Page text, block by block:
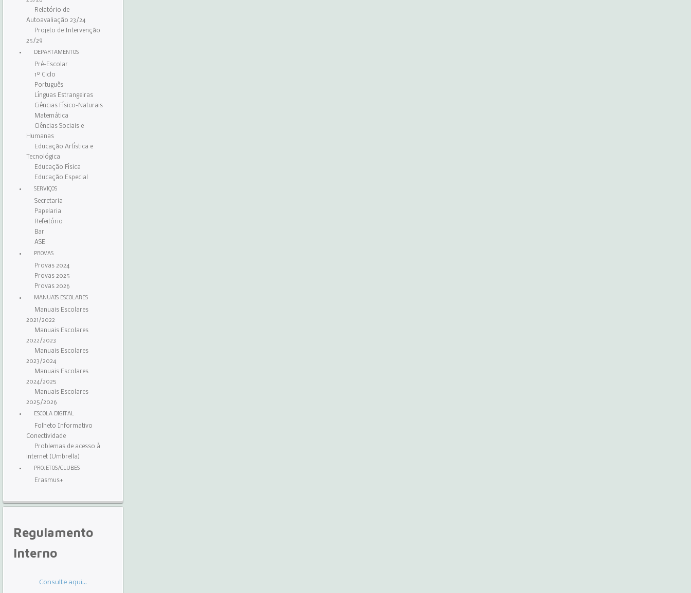
Relatório de
Autoavaliação 23/24
Projeto de Intervenção
25/29
DEPARTAMENTOS
Pré-Escolar
1º Ciclo
Português
Línguas Estrangeiras
Ciências Físico-Naturais
Matemática
Ciências Sociais e
Humanas
Educação Artística e
Tecnológica
Educação Física
Educação Especial
SERVIÇOS
Secretaria
Papelaria
Refeitório
Bar
ASE
PROVAS
Provas 2024
Provas 2025
Provas 2026
MANUAIS ESCOLARES
Manuais Escolares
2021/2022
Manuais Escolares
2022/2023
Manuais Escolares
2023/2024
Manuais Escolares
2024/2025
Manuais Escolares
2025/2026
ESCOLA DIGITAL
Folheto Informativo
Conectividade
Problemas de acesso à
internet (Umbrella)
PROJETOS/CLUBES
Erasmus+
Regulamento
Interno
Consulte aqui...